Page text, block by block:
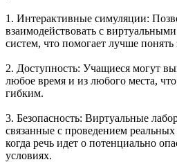
1. Интерактивные симуляции:
взаимодействовать с
систем, что помогает лучше
2. Доступность: Учащиеся могут
любое время и из любого места,
гибким.
3. Безопасность: Виртуальные
связанные с проведением
когда речь идет о потенциально
условиях.